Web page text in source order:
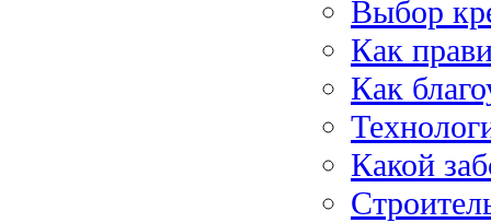
Выбор
Как
Как
Какой